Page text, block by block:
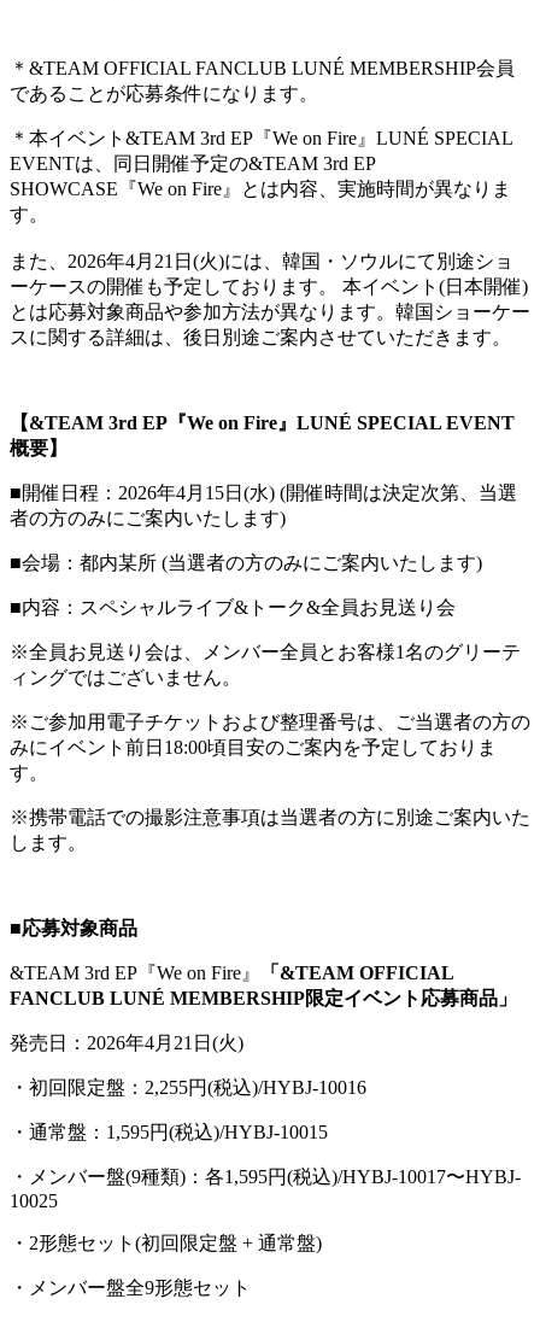
＊&TEAM OFFICIAL FANCLUB LUNÉ MEMBERSHIP会員
であることが応募条件になります。
＊本イベント&TEAM 3rd EP『We on Fire』LUNÉ SPECIAL
EVENTは、同日開催予定の&TEAM 3rd EP
SHOWCASE『We on Fire』とは内容、実施時間が異なりま
す。
また、2026年4月21日(火)には、韓国・ソウルにて別途ショ
ーケースの開催も予定しております。 本イベント(日本開催)
とは応募対象商品や参加方法が異なります。韓国ショーケー
スに関する詳細は、後日別途ご案内させていただきます。
【&TEAM 3rd EP『We on Fire』LUNÉ SPECIAL EVENT
概要】
■開催日程：2026年4月15日(水) (開催時間は決定次第、当選
者の方のみにご案内いたします)
■会場：都内某所 (当選者の方のみにご案内いたします)
■内容：スペシャルライブ&トーク&全員お見送り会
※全員お見送り会は、メンバー全員とお客様1名のグリーテ
ィングではございません。
※ご参加用電子チケットおよび整理番号は、ご当選者の方の
みにイベント前日18:00頃目安のご案内を予定しておりま
す。
※携帯電話での撮影注意事項は当選者の方に別途ご案内いた
します。
■応募対象商品
&TEAM 3rd EP『We on Fire』
「&TEAM OFFICIAL
FANCLUB LUNÉ MEMBERSHIP限定イベント応募商品」
発売日：2026年4月21日(火)
・初回限定盤：2,255円(税込)/HYBJ-10016
・通常盤：1,595円(税込)/HYBJ-10015
・メンバー盤(9種類)：各1,595円(税込)/HYBJ-10017〜HYBJ-
10025
・2形態セット(初回限定盤 + 通常盤)
・メンバー盤全9形態セット